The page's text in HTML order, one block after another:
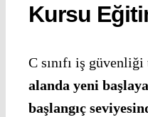
Kursu
C sınıfı iş
alanda yeni
başlangıç